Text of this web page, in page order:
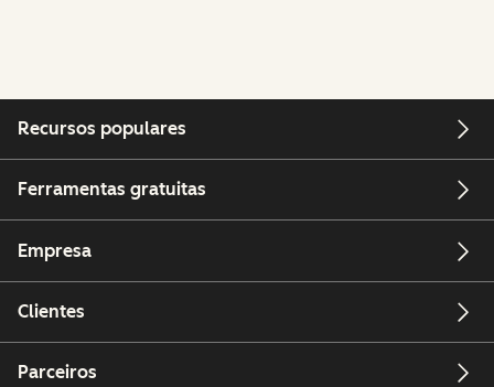
Recursos populares
Ferramentas gratuitas
Empresa
Clientes
Parceiros